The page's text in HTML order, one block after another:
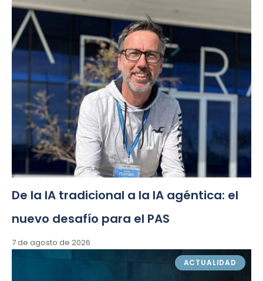
De la IA tradicional a la IA agéntica: el
nuevo desafío para el PAS
7 de agosto de 2026
ACTUALIDAD